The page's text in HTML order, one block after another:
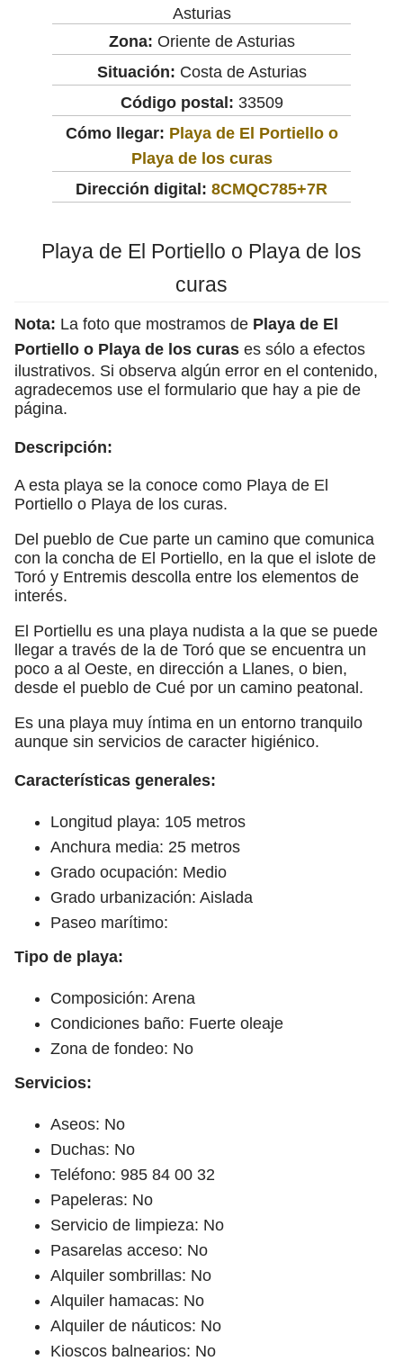
Asturias
Zona: Oriente de Asturias
Situación: Costa de Asturias
Código postal: 33509
Cómo llegar: Playa de El Portiello o
Playa de los curas
Dirección digital: 8CMQC785+7R
Playa de El Portiello o Playa de los
curas
Nota: La foto que mostramos de Playa de El
Portiello o Playa de los curas es sólo a efectos
ilustrativos. Si observa algún error en el contenido,
agradecemos use el formulario que hay a pie de
página.
Descripción:
A esta playa se la conoce como Playa de El
Portiello o Playa de los curas.
Del pueblo de Cue parte un camino que comunica
con la concha de El Portiello, en la que el islote de
Toró y Entremis descolla entre los elementos de
interés.
El Portiellu es una playa nudista a la que se puede
llegar a través de la de Toró que se encuentra un
poco a al Oeste, en dirección a Llanes, o bien,
desde el pueblo de Cué por un camino peatonal.
Es una playa muy íntima en un entorno tranquilo
aunque sin servicios de caracter higiénico.
Características generales:
Longitud playa: 105 metros
Anchura media: 25 metros
Grado ocupación: Medio
Grado urbanización: Aislada
Paseo marítimo:
Tipo de playa:
Composición: Arena
Condiciones baño: Fuerte oleaje
Zona de fondeo: No
Servicios:
Aseos: No
Duchas: No
Teléfono: 985 84 00 32
Papeleras: No
Servicio de limpieza: No
Pasarelas acceso: No
Alquiler sombrillas: No
Alquiler hamacas: No
Alquiler de náuticos: No
Kioscos balnearios: No